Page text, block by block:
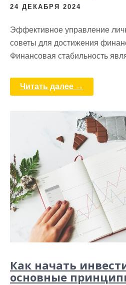
24 ДЕКАБРЯ 2024
Эффективное управление
советы для достижения
Финансовая стабильность
Читать далее →
Как начать
основные